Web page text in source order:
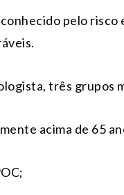
pelo
três grupos
acima de 65